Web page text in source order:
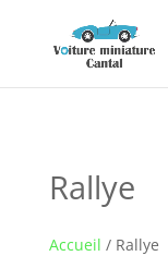
Rallye
Accueil / Rallye